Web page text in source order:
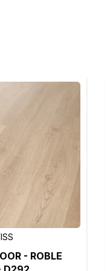
- ROBLE